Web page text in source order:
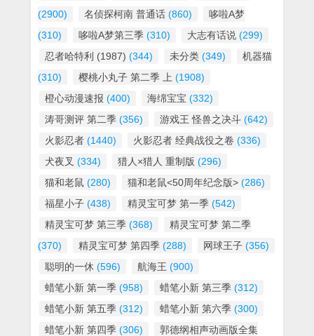
(2900)
名侦探柯南 普通话 (860)
哆啦A梦
(310)
哆啦A梦第三季 (310) 大志有话说 (299)
忍者哈特利 (1987) (344) 未分类 (349)
机器猫
(310)
樱桃小丸子 第二季 上 (1908)
橙心动漫速报 (400) 海绵宝宝 (332)
涛哥测评 第二季 (356) 游戏王 怪兽之决斗 (642)
火影忍者 (1440) 火影忍者 经典战役之卷 (336)
犬夜叉 (334) 猎人×猎人 重制版 (296)
猫和老鼠 (280) 猫和老鼠<50周年纪念版> (286)
福星小子 (438) 精灵宝可梦 第一季 (542)
精灵宝可梦 第三季 (368)
精灵宝可梦 第二季
(370)
精灵宝可梦 第四季 (288) 网球王子 (356)
聪明的一休 (596) 航海王 (900)
蜡笔小新 第一季 (958) 蜡笔小新 第三季 (312)
蜡笔小新 第五季 (312) 蜡笔小新 第六季 (300)
蜡笔小新 第四季 (306)
郭德纲相声动画版全集